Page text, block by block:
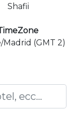
Shafii
(GMT 2)